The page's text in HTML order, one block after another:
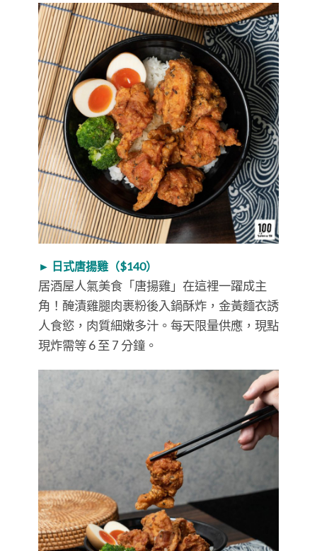
► 日式唐揚雞（$140）
居酒屋人氣美食「唐揚雞」在這裡一躍成主
角！醃漬雞腿肉裹粉後入鍋酥炸，金黃麵衣誘
人食慾，肉質細嫩多汁。每天限量供應，現點
現炸需等 6 至 7 分鐘。